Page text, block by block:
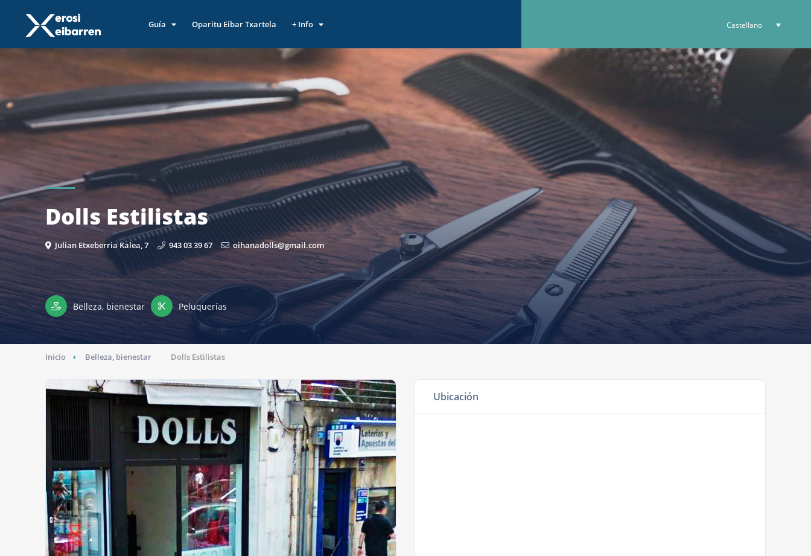
Castellano
Guía Oparitu Eibar Txartela + Info
Dolls Estilistas
Julian Etxeberria Kalea, 7 943 03 39 67 oihanadolls@gmail.com
Belleza, bienestar Peluquerías
Inicio Belleza, bienestar Dolls Estilistas
Ubicación